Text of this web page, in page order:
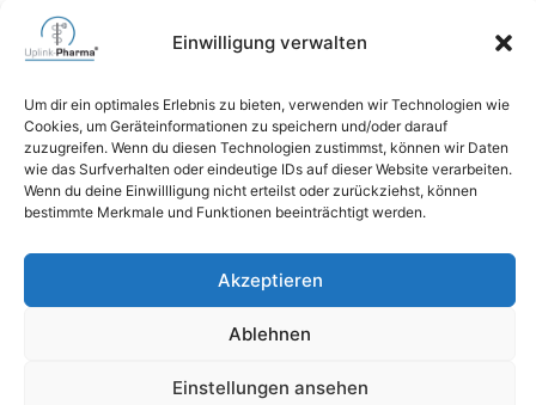
Einwilligung verwalten
Um dir ein optimales Erlebnis zu bieten, verwenden wir Technologien wie
Cookies, um Geräteinformationen zu speichern und/oder darauf
zuzugreifen. Wenn du diesen Technologien zustimmst, können wir Daten
wie das Surfverhalten oder eindeutige IDs auf dieser Website verarbeiten.
Wenn du deine Einwillligung nicht erteilst oder zurückziehst, können
bestimmte Merkmale und Funktionen beeinträchtigt werden.
Akzeptieren
Ablehnen
Einstellungen ansehen
wir auf die Amazon Wunschliste des Tierschutz
Weilburg e. V. aufmerksam wurden, war schnell klar,
große Worte, einfach aus Überzeugung. Die Uplink-
Pharma GmbH & MZ-Datenservice e. K. erfüllten die
Liste fast vollständig und unterstützten damit viele Tiere
mit Futter, […]
mail@uplink-pharma.com